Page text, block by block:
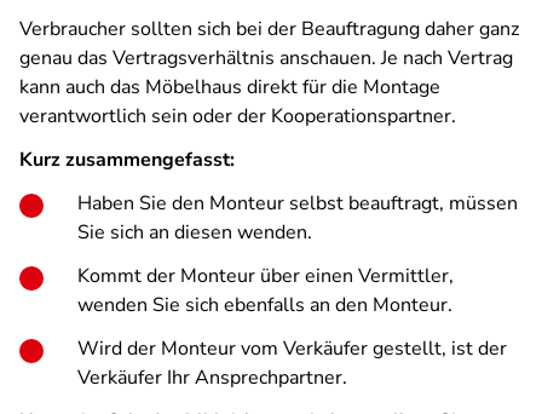
Verbraucher sollten sich bei der Beauftragung daher ganz
genau das Vertragsverhältnis anschauen. Je nach Vertrag
kann auch das Möbelhaus direkt für die Montage
verantwortlich sein oder der Kooperationspartner.
Kurz zusammengefasst:
Haben Sie den Monteur selbst beauftragt, müssen
Sie sich an diesen wenden.
Kommt der Monteur über einen Vermittler,
wenden Sie sich ebenfalls an den Monteur.
Wird der Monteur vom Verkäufer gestellt, ist der
Verkäufer Ihr Ansprechpartner.